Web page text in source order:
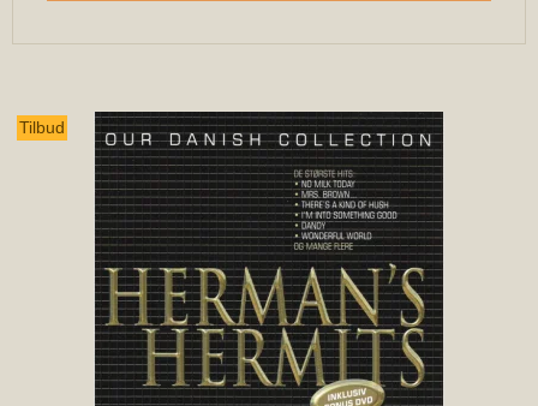
Tilbud